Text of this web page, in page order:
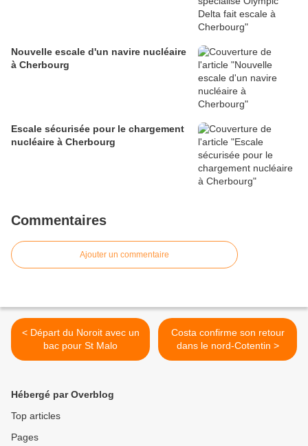
Nouvelle escale d'un navire nucléaire
à Cherbourg
Escale sécurisée pour le chargement
nucléaire à Cherbourg
Commentaires
Ajouter un commentaire
< Départ du Noroit avec un
bac pour St Malo
Costa confirme son retour
dans le nord-Cotentin >
Hébergé par Overblog
Top articles
Pages